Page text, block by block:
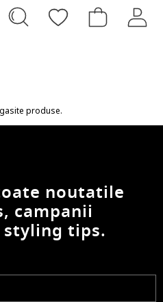
produse.
noutatile
campanii
tips.